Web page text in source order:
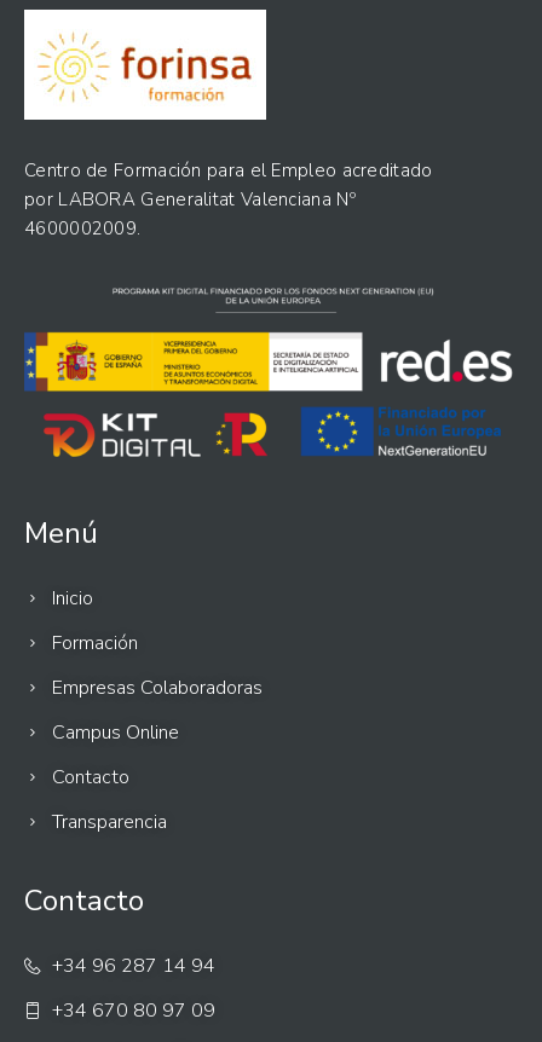
Centro de Formación para el Empleo acreditado
por LABORA Generalitat Valenciana Nº
4600002009.
Menú
Inicio
Formación
Empresas Colaboradoras
Campus Online
Contacto
Transparencia
Contacto
+34 96 287 14 94
+34 670 80 97 09